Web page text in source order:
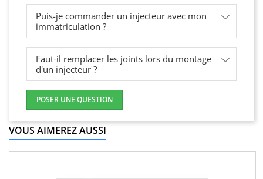
Puis-je commander un injecteur avec mon
immatriculation ?
Faut-il remplacer les joints lors du montage
d'un injecteur ?
POSER UNE QUESTION
VOUS AIMEREZ AUSSI